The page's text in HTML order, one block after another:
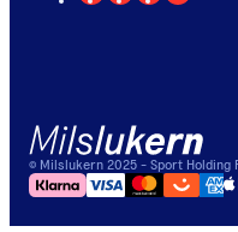
© Milslukern 2025 - Sport Holding